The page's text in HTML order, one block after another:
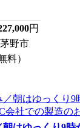
円
野市
料）